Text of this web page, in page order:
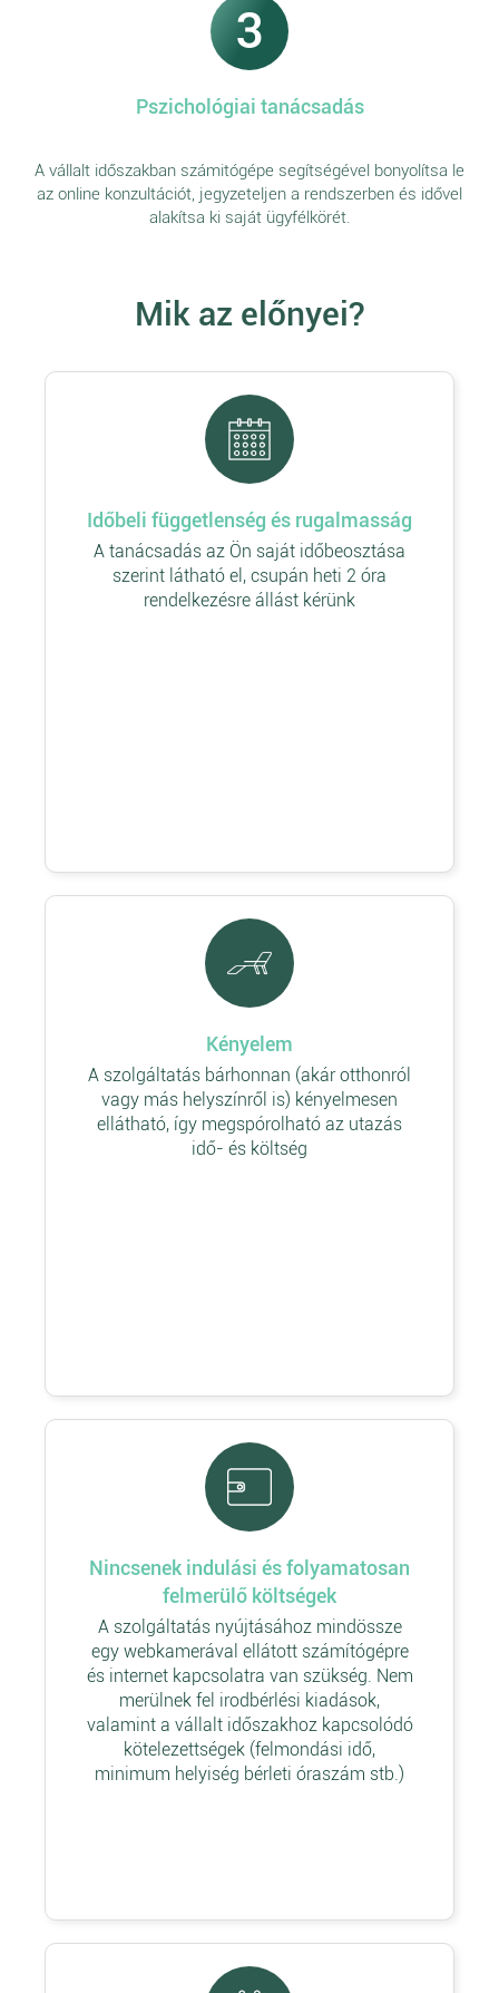
3
Pszichológiai tanácsadás
A vállalt időszakban számitógépe segítségével bonyolítsa le
az online konzultációt, jegyzeteljen a rendszerben és idővel
alakítsa ki saját ügyfélkörét.
Mik az előnyei?
Időbeli függetlenség és rugalmasság
A tanácsadás az Ön saját időbeosztása
szerint látható el, csupán heti 2 óra
rendelkezésre állást kérünk
Kényelem
A szolgáltatás bárhonnan (akár otthonról
vagy más helyszínről is) kényelmesen
ellátható, így megspórolható az utazás
idő- és költség
Nincsenek indulási és folyamatosan
felmerülő költségek
A szolgáltatás nyújtásához mindössze
egy webkamerával ellátott számítógépre
és internet kapcsolatra van szükség. Nem
merülnek fel irodbérlési kiadások,
valamint a vállalt időszakhoz kapcsolódó
kötelezettségek (felmondási idő,
minimum helyiség bérleti óraszám stb.)